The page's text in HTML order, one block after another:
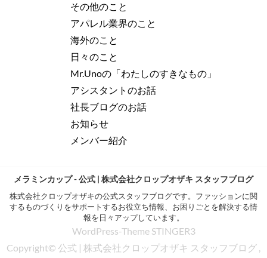
その他のこと
アパレル業界のこと
海外のこと
日々のこと
Mr.Unoの「わたしのすきなもの」
アシスタントのお話
社長ブログのお話
お知らせ
メンバー紹介
メラミンカップ - 公式 | 株式会社クロップオザキ スタッフブログ
株式会社クロップオザキの公式スタッフブログです。ファッションに関
するものづくりをサポートするお役立ち情報、お困りごとを解決する情
報を日々アップしています。
WordPress-Theme STINGER3
Copyright© 公式 | 株式会社クロップオザキ スタッフブログ ,